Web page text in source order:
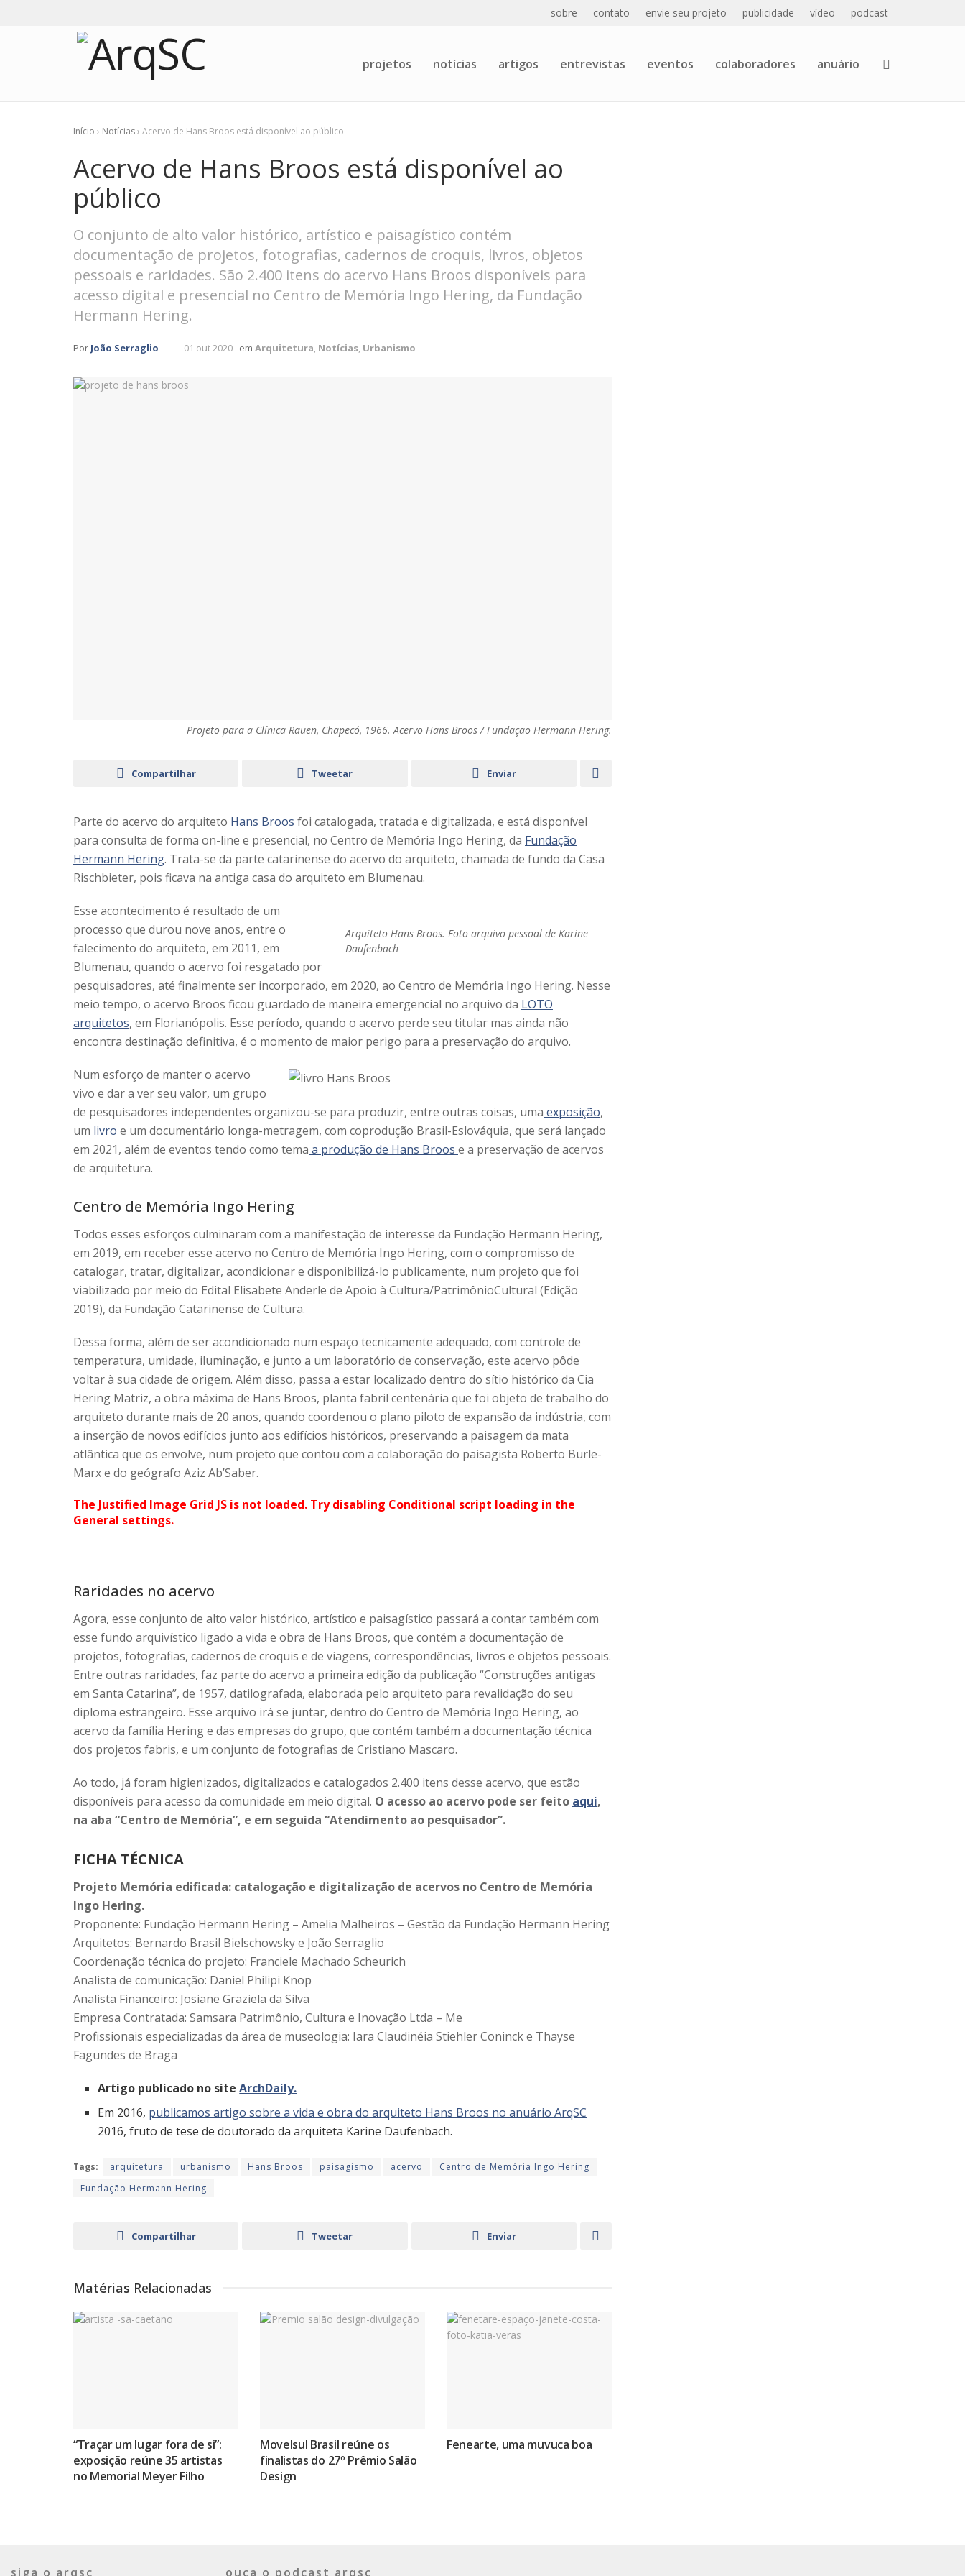
sobre contato envie seu projeto publicidade vídeo podcast
projetos notícias artigos entrevistas eventos colaboradores anuário
Início › Notícias› Acervo de Hans Broos está disponível ao público
Acervo de Hans Broos está disponível ao
público
O conjunto de alto valor histórico, artístico e paisagístico contém
documentação de projetos, fotografias, cadernos de croquis, livros, objetos
pessoais e raridades. São 2.400 itens do acervo Hans Broos disponíveis para
acesso digital e presencial no Centro de Memória Ingo Hering, da Fundação
Hermann Hering.
Por João Serraglio 01 out 2020 em Arquitetura Notícias Urbanismo
Projeto para a Clínica Rauen, Chapecó, 1966. Acervo Hans Broos / Fundação Hermann Hering.
Compartilhar Tweetar Enviar
Parte do acervo do arquiteto Hans Broos foi catalogada, tratada e digitalizada, e está disponível
para consulta de forma on-line e presencial, no Centro de Memória Ingo Hering, da Fundação
Hermann Hering. Trata-se da parte catarinense do acervo do arquiteto, chamada de fundo da Casa
Rischbieter, pois ficava na antiga casa do arquiteto em Blumenau.
Arquiteto Hans Broos. Foto arquivo pessoal de Karine
Daufenbach
Esse acontecimento é resultado de um
processo que durou nove anos, entre o
falecimento do arquiteto, em 2011, em
Blumenau, quando o acervo foi resgatado por
pesquisadores, até finalmente ser incorporado, em 2020, ao Centro de Memória Ingo Hering. Nesse
meio tempo, o acervo Broos ficou guardado de maneira emergencial no arquivo da LOTO
arquitetos, em Florianópolis. Esse período, quando o acervo perde seu titular mas ainda não
encontra destinação definitiva, é o momento de maior perigo para a preservação do arquivo.
Num esforço de manter o acervo
vivo e dar a ver seu valor, um grupo
de pesquisadores independentes organizou-se para produzir, entre outras coisas, uma exposição,
um livro e um documentário longa-metragem, com coprodução Brasil-Eslováquia, que será lançado
em 2021, além de eventos tendo como tema a produção de Hans Broos e a preservação de acervos
de arquitetura.
Centro de Memória Ingo Hering
Todos esses esforços culminaram com a manifestação de interesse da Fundação Hermann Hering,
em 2019, em receber esse acervo no Centro de Memória Ingo Hering, com o compromisso de
catalogar, tratar, digitalizar, acondicionar e disponibilizá-lo publicamente, num projeto que foi
viabilizado por meio do Edital Elisabete Anderle de Apoio à Cultura/PatrimônioCultural (Edição
2019), da Fundação Catarinense de Cultura.
Dessa forma, além de ser acondicionado num espaço tecnicamente adequado, com controle de
temperatura, umidade, iluminação, e junto a um laboratório de conservação, este acervo pôde
voltar à sua cidade de origem. Além disso, passa a estar localizado dentro do sítio histórico da Cia
Hering Matriz, a obra máxima de Hans Broos, planta fabril centenária que foi objeto de trabalho do
arquiteto durante mais de 20 anos, quando coordenou o plano piloto de expansão da indústria, com
a inserção de novos edifícios junto aos edifícios históricos, preservando a paisagem da mata
atlântica que os envolve, num projeto que contou com a colaboração do paisagista Roberto Burle-
Marx e do geógrafo Aziz Ab’Saber.
The Justified Image Grid JS is not loaded. Try disabling Conditional script loading in the
General settings.
Raridades no acervo
Agora, esse conjunto de alto valor histórico, artístico e paisagístico passará a contar também com
esse fundo arquivístico ligado a vida e obra de Hans Broos, que contém a documentação de
projetos, fotografias, cadernos de croquis e de viagens, correspondências, livros e objetos pessoais.
Entre outras raridades, faz parte do acervo a primeira edição da publicação “Construções antigas
em Santa Catarina”, de 1957, datilografada, elaborada pelo arquiteto para revalidação do seu
diploma estrangeiro. Esse arquivo irá se juntar, dentro do Centro de Memória Ingo Hering, ao
acervo da família Hering e das empresas do grupo, que contém também a documentação técnica
dos projetos fabris, e um conjunto de fotografias de Cristiano Mascaro.
Ao todo, já foram higienizados, digitalizados e catalogados 2.400 itens desse acervo, que estão
disponíveis para acesso da comunidade em meio digital. O acesso ao acervo pode ser feito aqui,
na aba “Centro de Memória”, e em seguida “Atendimento ao pesquisador”.
FICHA TÉCNICA
Projeto Memória edificada: catalogação e digitalização de acervos no Centro de Memória
Ingo Hering.
Proponente: Fundação Hermann Hering – Amelia Malheiros – Gestão da Fundação Hermann Hering
Arquitetos: Bernardo Brasil Bielschowsky e João Serraglio
Coordenação técnica do projeto: Franciele Machado Scheurich
Analista de comunicação: Daniel Philipi Knop
Analista Financeiro: Josiane Graziela da Silva
Empresa Contratada: Samsara Patrimônio, Cultura e Inovação Ltda – Me
Profissionais especializadas da área de museologia: Iara Claudinéia Stiehler Coninck e Thayse
Fagundes de Braga
Artigo publicado no siteArchDaily.
Em 2016, publicamos artigo sobre a vida e obra do arquiteto Hans Broos no anuário ArqSC
2016, fruto de tese de doutorado da arquiteta Karine Daufenbach.
Tags: arquitetura urbanismo Hans Broos paisagismo acervo
Centro de Memória Ingo Hering
Fundação Hermann Hering
Compartilhar Tweetar Enviar
Matérias Relacionadas
“Traçar um lugar fora de si”:
exposição reúne 35 artistas
no Memorial Meyer Filho
Movelsul Brasil reúne os
finalistas do 27º Prêmio Salão
Design
Fenearte, uma muvuca boa
siga o arqsc ouça o podcast arqsc